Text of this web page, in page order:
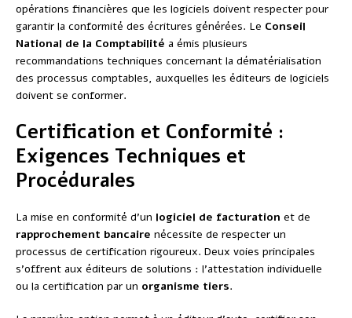
opérations financières que les logiciels doivent respecter pour
garantir la conformité des écritures générées. Le Conseil
National de la Comptabilité a émis plusieurs
recommandations techniques concernant la dématérialisation
des processus comptables, auxquelles les éditeurs de logiciels
doivent se conformer.
Certification et Conformité :
Exigences Techniques et
Procédurales
La mise en conformité d’un logiciel de facturation et de
rapprochement bancaire nécessite de respecter un
processus de certification rigoureux. Deux voies principales
s’offrent aux éditeurs de solutions : l’attestation individuelle
ou la certification par un organisme tiers.